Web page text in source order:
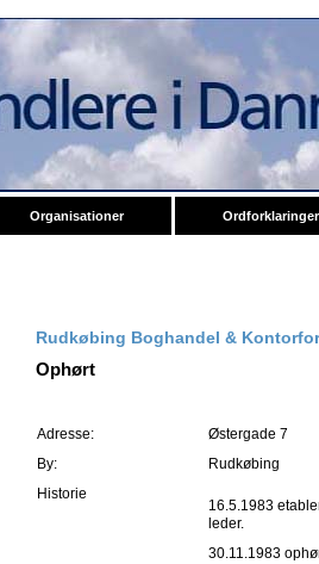
Organisationer Ordforklaringer
Rudkøbing Boghandel &
Ophørt
Adresse:
Østergade 7
By:
Rudkøbing
Historie
16.5.1983
leder.
30.11.1983